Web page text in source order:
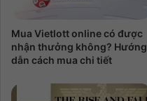
Mua Vietlott online có được
nhận thưởng không? Hướng
dẫn cách mua chi tiết